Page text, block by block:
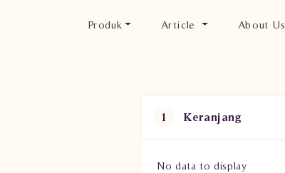
Produk Article About Us
1 Keranjang
No data to display